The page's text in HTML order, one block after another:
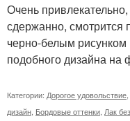
Очень
сдержанно, смотрится
черно-белым
подобного дизайна на
Категории: Дорогое удовольствие
дизайн Бордовые оттенки Лак